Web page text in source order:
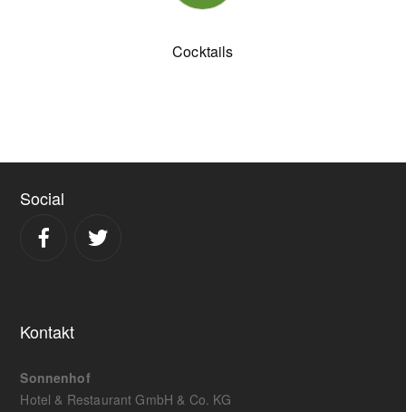
Cocktails
Social
Kontakt
Sonnenhof
Hotel & Restaurant GmbH & Co. KG